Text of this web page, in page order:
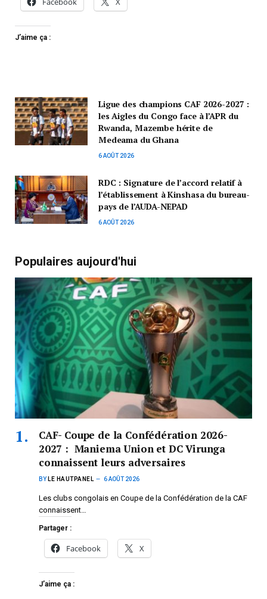
J’aime ça :
Ligue des champions CAF 2026-2027 :
les Aigles du Congo face à l’APR du
Rwanda, Mazembe hérite de
Medeama du Ghana
6 AOÛT 2026
RDC : Signature de l’accord relatif à
l’établissement à Kinshasa du bureau-
pays de l’AUDA-NEPAD
6 AOÛT 2026
Populaires aujourd'hui
CAF- Coupe de la Confédération 2026-
2027 : Maniema Union et DC Virunga
connaissent leurs adversaires
BY LE HAUTPANEL 6 AOÛT 2026
Les clubs congolais en Coupe de la Confédération de la CAF
connaissent…
Partager :
Facebook X
J’aime ça :